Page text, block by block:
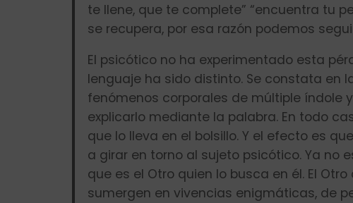
te llene, que te complete” “encuentra tu
se recupera, por esa razón podemos
El psicótico no ha experimentado esta
lenguaje ha sido distinto. Se constata en
fenómenos corporales de múltiple índole
explicarlo mediante la palabra. En todo
que lo lleva en el bolsillo. Y el efecto es
a girar en torno al sujeto psicótico. Ya no
que es el Otro quien lo busca en él. El
sumergen en vivencias enigmáticas, de